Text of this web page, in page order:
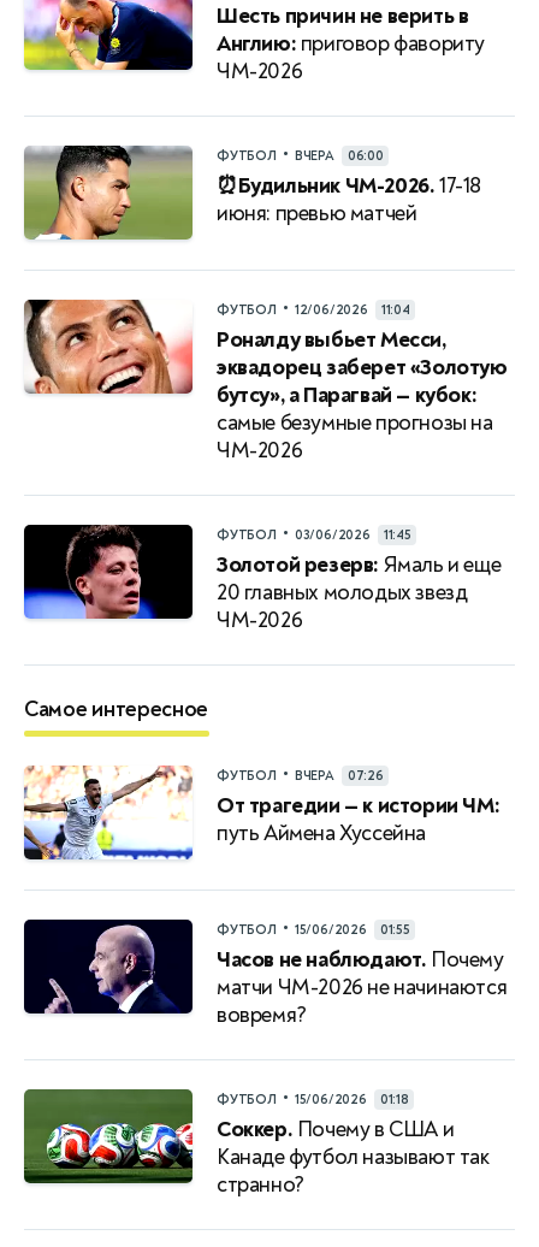
Шесть причин не верить в
Англию: приговор фавориту
ЧМ-2026
ФУТБОЛ • ВЧЕРА 06:00
⏰Будильник ЧМ-2026.17-18
июня: превью матчей
ФУТБОЛ • 12/06/2026 11:04
Роналду выбьет Месси,
эквадорец заберет «Золотую
бутсу», а Парагвай — кубок:
самые безумные прогнозы на
ЧМ-2026
ФУТБОЛ • 03/06/2026 11:45
Золотой резерв: Ямаль и еще
20 главных молодых звезд
ЧМ-2026
Самое интересное
ФУТБОЛ • ВЧЕРА 07:26
От трагедии — к истории ЧМ:
путь Аймена Хуссейна
ФУТБОЛ • 15/06/2026 01:55
Часов не наблюдают. Почему
матчи ЧМ-2026 не начинаются
вовремя?
ФУТБОЛ • 15/06/2026 01:18
Соккер. Почему в США и
Канаде футбол называют так
странно?